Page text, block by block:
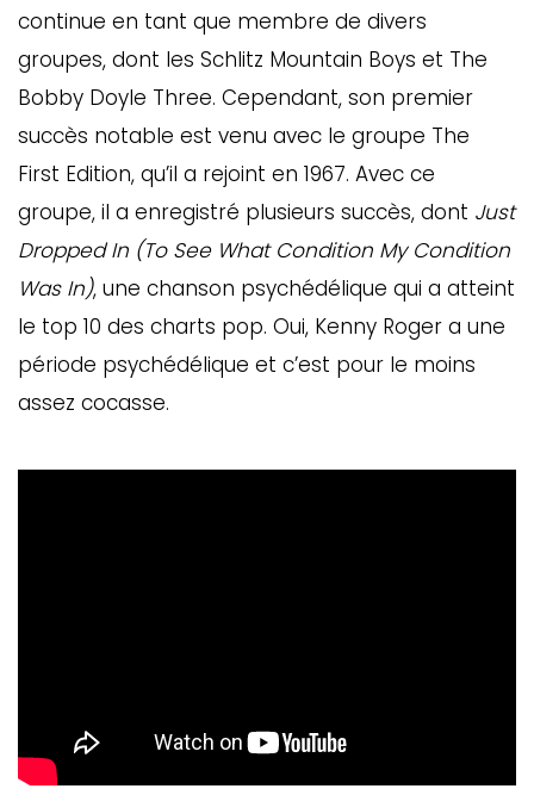
continue en tant que membre de divers
groupes, dont les Schlitz Mountain Boys et The
Bobby Doyle Three. Cependant, son premier
succès notable est venu avec le groupe The
First Edition, qu’il a rejoint en 1967. Avec ce
groupe, il a enregistré plusieurs succès, dont Just
Dropped In (To See What Condition My Condition
Was In), une chanson psychédélique qui a atteint
le top 10 des charts pop. Oui, Kenny Roger a une
période psychédélique et c’est pour le moins
assez cocasse.